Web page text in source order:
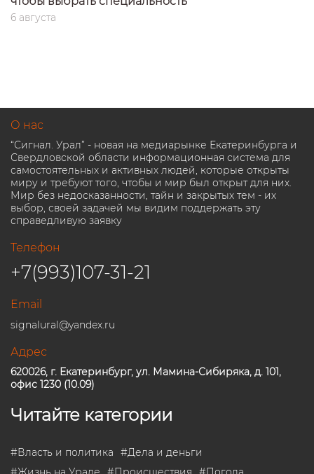
6 августа
О нас
“Сигнал. Урал” - новая на медиарынке Екатеринбурга и
Свердловской области информационная система для
самостоятельных и активных людей, которые открыты
миру и требуют того, чтобы и мир был открыт для них.
Мир без недосказанности, тайн и закрытых тем - их
выбор, своей задачей мы видим поддержать эту
справедливую заявку
Телефон
+7(993)107-31-21
Email
signalural@yandex.ru
Адрес
620026, г. Екатеринбург, ул. Мамина-Сибиряка, д. 101,
офис 1230 (10.09)
Читайте категории
#Власть и политика #Дела и деньги